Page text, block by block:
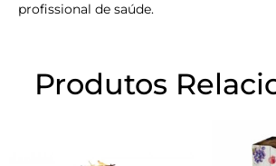
profissional de saúde.
Produtos